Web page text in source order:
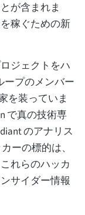
が含まれま
稼ぐための新
ジェクトをハ
ープのメンバー
を装っていま
で真の技術専
のアナリス
ーの標的は、
れらのハッカ
サイダー情報